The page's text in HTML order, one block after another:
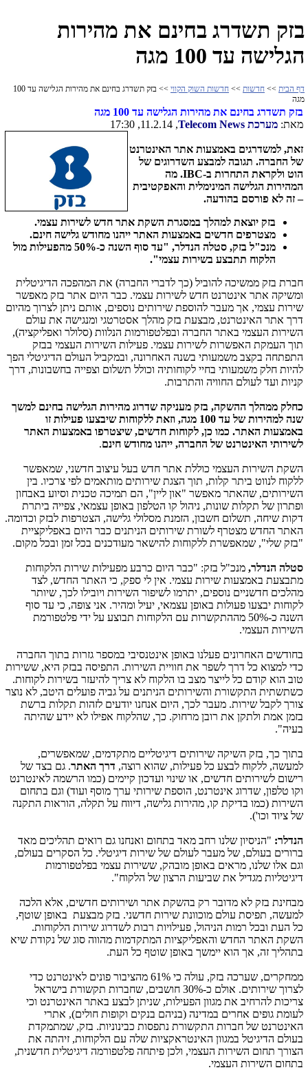
בזק תשדרג בחינם את מהירות
הגלישה עד 100 מגה
דף הבית >> חדשות >> חדשות השוק הקווי
>> בזק תשדרג בחינם את מהירות הגלישה עד 100
מגה
בזק תשדרג בחינם את מהירות הגלישה עד 100 מגה
מאת: מערכת Telecom News
, 11.2.14, 17:30
זאת, למשדרגים באמצעות אתר האינטרנט
של החברה. תגובה למבצע השדרוגים של
הוט ולקראת התחרות ב-IBC. מה
המהירות הגלישה המינימלית והאפקטיבית
– זה לא פורסם בהודעה.
בזק יוצאת למהלך במסגרת השקת אתר חדש לשירות עצמי.
מצטרפים חדשים באמצעות האתר ייהנו מחודש גלישה חינם.
מנכ"ל בזק, סטלה הנדלר, "עד סוף השנה כ-50% מהפעילות מול
הלקוח תתבצע בשירות עצמי".
חברת בזק ממשיכה להוביל (כך לדברי החברה) את המהפכה הדיגיטלית
ומשיקה אתר אינטרנט חדש לשירות עצמי. כבר היום אתר בזק מאפשר
שירות עצמי, אך מעבר להוספת שירותים נוספים, אותם ניתן לצרוך מהיום
דרך אתר האינטרנט, מבצעת בזק מהלך אסטרטגי ומנגישה את עולם
השירות העצמי באתר החברה ובפלטפורמות הנלוות (סלולר ואפליקציה),
תוך העמקת האפשרות לשירות עצמי. פעילות השירות העצמי בבזק
התפתחה בקצב משמעותי בשנה האחרונה, ובמקביל העולם הדיגיטלי הפך
להיות חלק משמעותי בחיי לקוחותיה וכולל תשלום וצפייה בחשבונות, דרך
קניות ועד לעולם החוויה והתרבות.
כחלק ממהלך ההשקה, בזק מעניקה שדרוג מהירות הגלישה בחינם למשך
שנה למהירות של עד 100 מגה, וזאת ללקוחות שיבצעו פעילות זו
באמצעות האתר. כמו כן, לקוחות חדשים, שיצטרפו באמצעות האתר
לשירותי האינטרנט של החברה, ייהנו מחודש חינם.
השקת השירות העצמי כוללת אתר חדש בעל עיצוב חדשני, שמאפשר
ללקוח לנווט ביתר קלות, תוך הצגת שירותים מותאמים לפי צרכיו. בין
השירותים, שהאתר מאפשר "און ליין", הם תמיכה טכנית וסיוע באבחון
ופתרון של תקלות שונות, ניהול קו הטלפון באופן עצמאי, צפייה ביתרת
דקות שיחה, תשלום חשבון, הזמנת מסלולי גלישה, הצטרפות לבזק וכדומה.
האתר החדש מצטרף לשורת שירותים הניתנים כבר היום באפליקציית
"בזק שלי", שמאפשרת ללקוחות להישאר מעודכנים בכל זמן ובכל מקום.
סטלה הנדלר, מנכ"ל בזק: "כבר היום כרבע מפעילות שירות הלקוחות
מתבצעת באמצעות שירות עצמי. אין לי ספק, כי האתר החדש, לצד
מהלכים חדשניים נוספים, יתרמו לשיפור השירות ויובילו לכך, שיותר
לקוחות יבצעו פעולות באופן עצמאי, יעיל ומהיר. אני צופה, כי עד סוף
השנה כ-50% מההתקשרות עם הלקוחות תבוצע על ידי פלטפורמת
השירות העצמי.
בחודשים האחרונים פעלנו באופן אינטנסיבי במספר גזרות בתוך החברה
כדי למצוא כל דרך לשפר את חוויית השירות. התפיסה בבזק היא, ששירות
טוב הוא קודם כל לייצר מצב בו הלקוח לא צריך להיעזר בשירות לקוחות.
כשתשתית התקשורת והשירותים הניתנים על גביה פועלים היטב, לא נוצר
צורך לקבל שירות. מעבר לכך, היום אנחנו יודעים לזהות תקלות ברשת
בזמן אמת ולתקן את רובן מרחוק. כך, שהלקוח אפילו לא יידע שהיתה
בעיה".
בתוך כך, בזק השיקה שירותים דיגיטליים מתקדמים, שמאפשרים,
למעשה, ללקוח לבצע כל פעילות, שהוא רוצה, דרך האתר. גם בצד של
רישום לשירותים חדשים, או שינוי ועדכון קיימים (כמו הרשמה לאינטרנט
וקו טלפון, שדרוג אינטרנט, הוספת שירותי ערך מוסף ועוד) וגם בתחום
השירות (כמו בדיקת קו, מהירות גלישה, דיווח על תקלה, הוראות התקנה
של ציוד וכו').
הנדלר: "הניסיון שלנו רחב מאד בתחום ואנחנו גם רואים תהליכים מאד
ברורים בעולם, של מעבר לעולם של שירות דיגיטלי. כל הסקרים בעולם,
וגם אלו שלנו, מראים באופן מובהק, ששירות עצמי בפלטפורמות
דיגיטליות מגדיל את שביעות הרצון של הלקוח".
מבחינת בזק לא מדובר רק בהשקת אתר ושירותים חדשים, אלא הלכה
למעשה, תפיסת עולם מוכוונת שירות חדשני. בזק מבצעת באופן שוטף,
כל העת ובכל רמות הניהול, פעילויות רבות לשדרוג שירות הלקוחות.
השקת האתר החדש והאפליקציות המתקדמות מהווה סוג של נקודת שיא
בתהליך זה, אך הוא יימשך באופן שוטף כל העת.
ממחקרים, שערכה בזק, עולה כי 61% מהציבור פונים לאינטרנט כדי
לצרוך שירותים. אולם כ-30% חושבים, שחברות תקשורת בישראל
צריכות להרחיב את מגוון הפעילות, שניתן לבצע באתר האינטרנט וכי
לעומת גופים אחרים במדינה (בניהם בנקים וקופות חולים), אתרי
האינטרנט של חברות התקשורת נתפסות כבינוניות. בזק, שמתמקדת
בעולם הדיגיטל במגוון האינטראקציות שלה עם הלקוחות, זיהתה את
הצורך תחום השירות העצמי, ולכן פיתחה פלטפורמה דיגיטלית חדשנית,
בתחום השירות העצמי.